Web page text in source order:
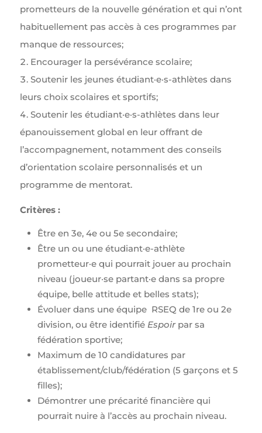
prometteurs de la nouvelle génération et qui n’ont
habituellement pas accès à ces programmes par
manque de ressources;
Encourager la persévérance scolaire;
Soutenir les jeunes étudiant·e·s-athlètes dans
leurs choix scolaires et sportifs;
Soutenir les étudiant·e·s-athlètes dans leur
épanouissement global en leur offrant de
l’accompagnement, notamment des conseils
d’orientation scolaire personnalisés et un
programme de mentorat.
Critères :
Être en 3e, 4e ou 5e secondaire;
Être un ou une étudiant·e-athlète
prometteur·e qui pourrait jouer au prochain
niveau (joueur·se partant·e dans sa propre
équipe, belle attitude et belles stats);
Évoluer dans une équipe RSEQ de 1re ou 2e
division, ou être identifié Espoirpar sa
fédération sportive;
Maximum de 10 candidatures par
établissement/club/fédération (5 garçons et 5
filles);
Démontrer une précarité financière qui
pourrait nuire à l’accès au prochain niveau.